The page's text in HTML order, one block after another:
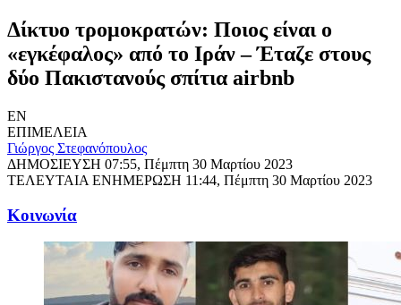
Δίκτυο τρομοκρατών: Ποιος είναι ο
«εγκέφαλος» από το Ιράν – Έταζε στους
δύο Πακιστανούς σπίτια airbnb
EN
ΕΠΙΜΕΛΕΙΑ
Γιώργος Στεφανόπουλος
ΔΗΜΟΣΙΕΥΣΗ 07:55, Πέμπτη 30 Μαρτίου 2023
ΤΕΛΕΥΤΑΙΑ ΕΝΗΜΕΡΩΣΗ 11:44, Πέμπτη 30 Μαρτίου 2023
Κοινωνία